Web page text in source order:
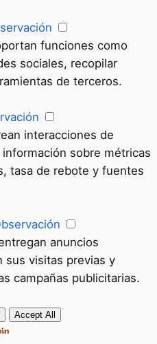
funciones como
sociales, recopilar
de terceros.
interacciones de
sobre métricas
tasa de rebote y fuentes
anuncios
sus visitas previas y
campañas publicitarias.
Accept All